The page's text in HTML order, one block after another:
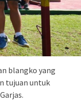
blangko yang
tujuan untuk